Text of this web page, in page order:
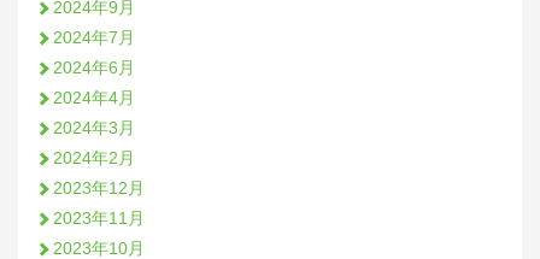
2024年9月
2024年7月
2024年6月
2024年4月
2024年3月
2024年2月
2023年12月
2023年11月
2023年10月